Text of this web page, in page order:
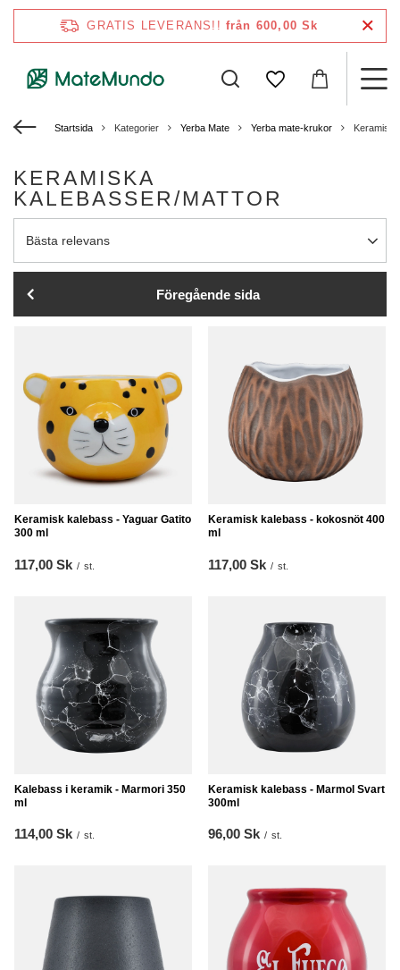
GRATIS LEVERANS!! från 600,00 Sk
Startsida Kategorier Yerba Mate Yerba mate-krukor
KERAMISKA
KALEBASSER/MATTOR
Ändra sortering
Bästa relevans
Föregående sida
Keramisk kalebass - Yaguar Gatito
300 ml
117,00 Sk / st.
Keramisk kalebass - kokosnöt 400
ml
117,00 Sk / st.
Kalebass i keramik - Marmori 350
ml
114,00 Sk / st.
Keramisk kalebass - Marmol Svart
300ml
96,00 Sk / st.